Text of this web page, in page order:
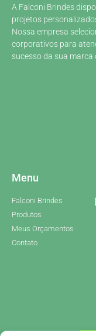
A Falconi Brindes
projetos
Nossa empresa
corporativos para
sucesso da sua marca
Menu
Falconi Brindes
Produtos
Meus Orçamentos
Contato